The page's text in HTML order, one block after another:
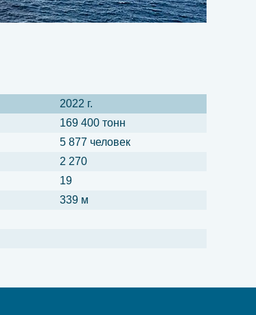
2022 г.
169 400 тонн
5 877 человек
2 270
19
339 м